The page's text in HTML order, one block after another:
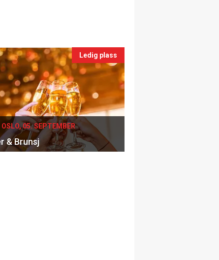
Ledig plass
OSLO, 05. SEPTEMBER
& Brunsj